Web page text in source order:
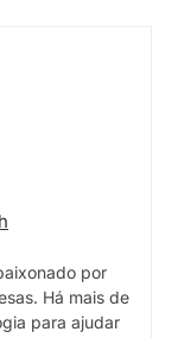
por
Há mais de
para ajudar